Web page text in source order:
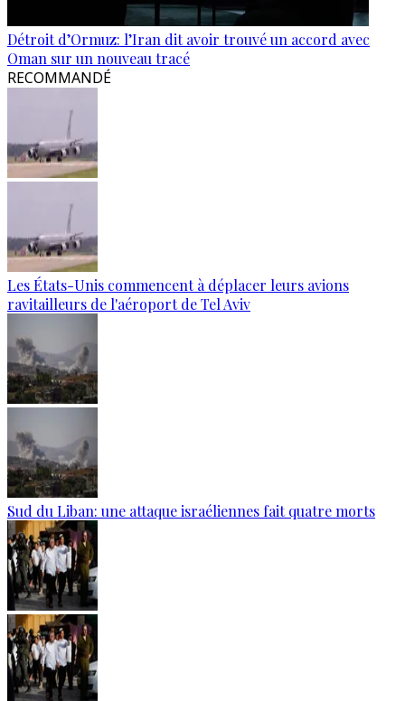
Détroit d’Ormuz: l’Iran dit avoir trouvé un accord avec
Oman sur un nouveau tracé
RECOMMANDÉ
Les États-Unis commencent à déplacer leurs avions
ravitailleurs de l'aéroport de Tel Aviv
Sud du Liban: une attaque israéliennes fait quatre morts